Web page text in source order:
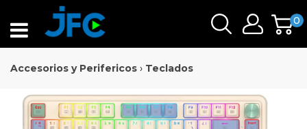
0
Accesorios y Perifericos › Teclados